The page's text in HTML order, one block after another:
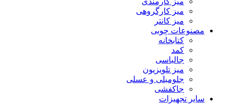
میز کارگروهی
میز کانتر
مصنوعات چوبی
کتابخانه
کمد
جالباسی
میز تلویزیون
جلومبلی و عسلی
جاکفشی
سایر تجهیزات